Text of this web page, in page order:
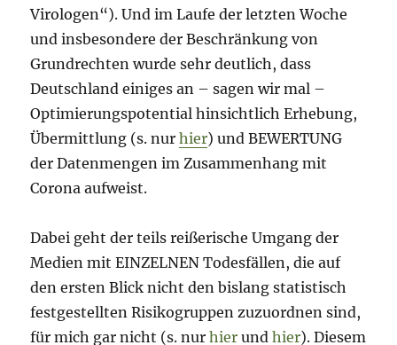
Virologen“). Und im Laufe der letzten Woche
und insbesondere der Beschränkung von
Grundrechten wurde sehr deutlich, dass
Deutschland einiges an – sagen wir mal –
Optimierungspotential hinsichtlich Erhebung,
Übermittlung (s. nurhier) und BEWERTUNG
der Datenmengen im Zusammenhang mit
Corona aufweist.
Dabei geht der teils reißerische Umgang der
Medien mit EINZELNEN Todesfällen, die auf
den ersten Blick nicht den bislang statistisch
festgestellten Risikogruppen zuzuordnen sind,
für mich gar nicht (s. nurhier undhier). Diesem